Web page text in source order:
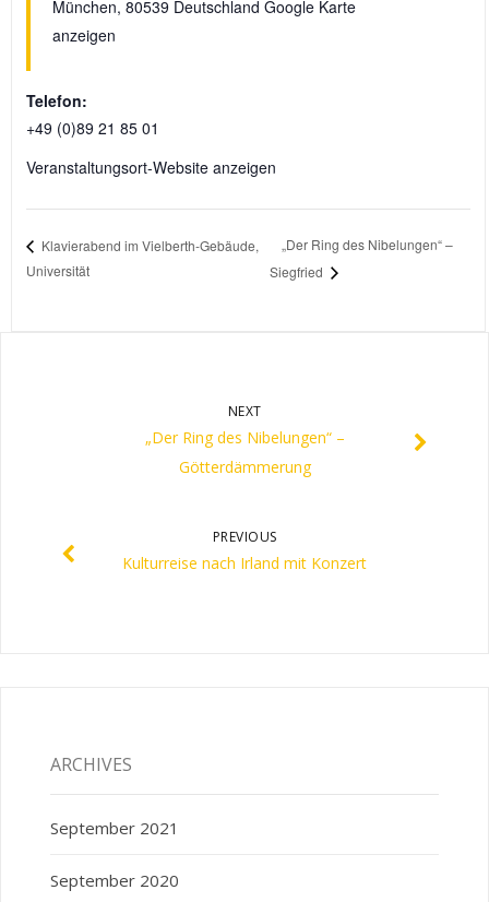
München, 80539 Deutschland Google Karte
anzeigen
Telefon:
+49 (0)89 21 85 01
Veranstaltungsort-Website anzeigen
Klavierabend im Vielberth-Gebäude,
Universität
„Der Ring des Nibelungen“ –
Siegfried
NEXT
„Der Ring des Nibelungen“ –
Götterdämmerung
PREVIOUS
Kulturreise nach Irland mit Konzert
ARCHIVES
September 2021
September 2020